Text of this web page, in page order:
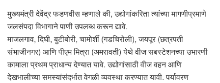
मुख्यमंत्री देवेंद्र फडणवीस म्हणाले की, उद्योगांकरिता त्यांच्या मागणीप्रमाणे
जलसंपदा विभागाने पाणी उपलब्ध करून द्यावे.
माजलगाव, दिघी, बुटीबोरी, चामोर्शी (गडचिरोली), जयपूर (छत्रपती
संभाजीनगर) आणि पीएम मित्रा (अमरावती) येथे वीज सबस्टेशनच्या उभारणी
कामाला प्रथम प्राधान्य देण्यात यावे. उद्योगांसाठी वीज वहन आणि
देखभालीच्या समस्यांसंदर्भात वेगळी व्यवस्था करण्यात यावी. पर्यावरण